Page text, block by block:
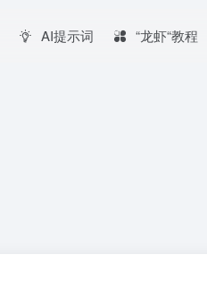
AI提示词 “龙虾“教程